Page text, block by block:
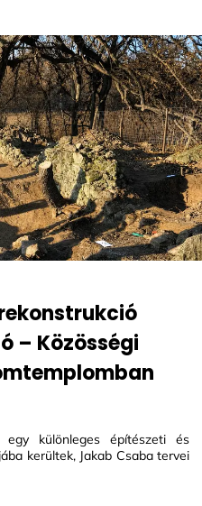
– Közösségi
különleges építészeti és
kerültek, Jakab Csaba tervei